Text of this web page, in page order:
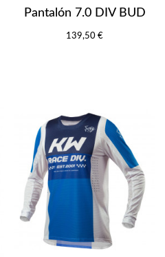
Pantalón 7.0 DIV BUD
139,50 €